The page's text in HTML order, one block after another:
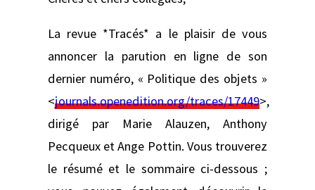
La revue *Tracés* a le plaisir de vous
annoncer la parution en ligne de son
dernier numéro, « Politique des objets »
<journals.openedition.org/traces/17449>,
dirigé par Marie Alauzen, Anthony
Pecqueux et Ange Pottin. Vous trouverez
le résumé et le sommaire ci-dessous ;